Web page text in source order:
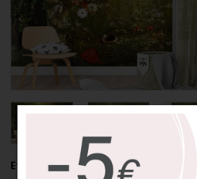
Επιλέξτε την περικοπή της φωτογραφίας